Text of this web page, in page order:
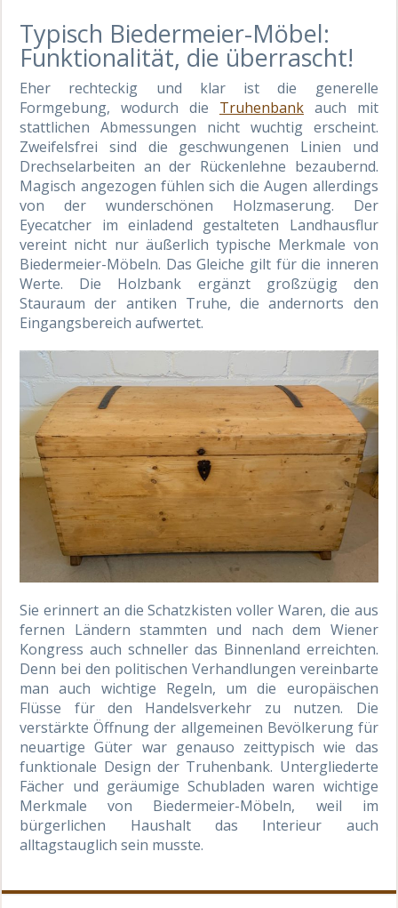
Typisch Biedermeier-Möbel:
Funktionalität, die überrascht!
Eher rechteckig und klar ist die generelle
Formgebung, wodurch die Truhenbankauch mit
stattlichen Abmessungen nicht wuchtig erscheint.
Zweifelsfrei sind die geschwungenen Linien und
Drechselarbeiten an der Rückenlehne bezaubernd.
Magisch angezogen fühlen sich die Augen allerdings
von der wunderschönen Holzmaserung. Der
Eyecatcher im einladend gestalteten Landhausflur
vereint nicht nur äußerlich typische Merkmale von
Biedermeier-Möbeln. Das Gleiche gilt für die inneren
Werte. Die Holzbank ergänzt großzügig den
Stauraum der antiken Truhe, die andernorts den
Eingangsbereich aufwertet.
Sie erinnert an die Schatzkisten voller Waren, die aus
fernen Ländern stammten und nach dem Wiener
Kongress auch schneller das Binnenland erreichten.
Denn bei den politischen Verhandlungen vereinbarte
man auch wichtige Regeln, um die europäischen
Flüsse für den Handelsverkehr zu nutzen. Die
verstärkte Öffnung der allgemeinen Bevölkerung für
neuartige Güter war genauso zeittypisch wie das
funktionale Design der Truhenbank. Untergliederte
Fächer und geräumige Schubladen waren wichtige
Merkmale von Biedermeier-Möbeln, weil im
bürgerlichen Haushalt das Interieur auch
alltagstauglich sein musste.